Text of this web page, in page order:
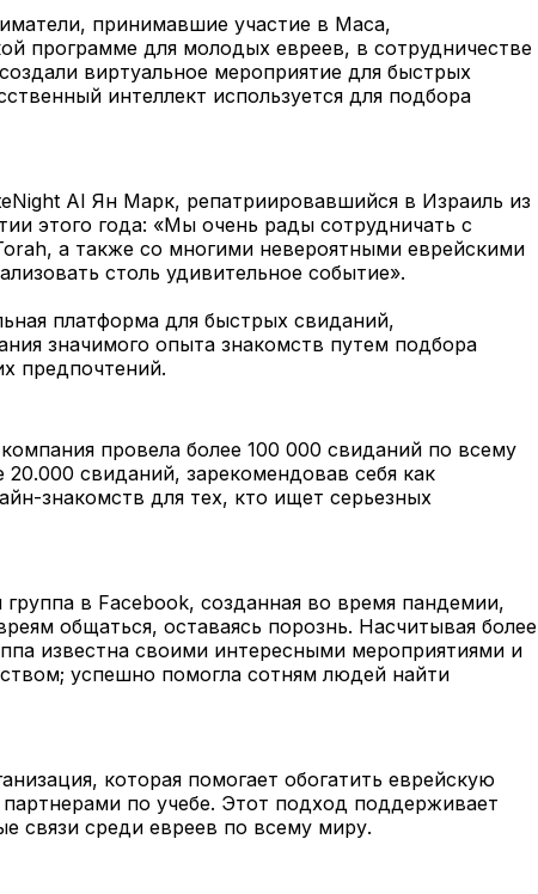
принимавшие участие в Маса,
программе для молодых евреев, в сотрудничестве
виртуальное мероприятие для быстрых
интеллект используется для подбора
AI Ян Марк, репатриировавшийся в Израиль из
этого года: «Мы очень рады сотрудничать с
а также со многими невероятными еврейскими
столь удивительное событие».
платформа для быстрых свиданий,
значимого опыта знакомств путем подбора
предпочтений.
провела более 100 000 свиданий по всему
20.000 свиданий, зарекомендовав себя как
знакомств для тех, кто ищет серьезных
в Facebook, созданная во время пандемии,
общаться, оставаясь порознь. Насчитывая более
известна своими интересными мероприятиями и
успешно помогла сотням людей найти
которая помогает обогатить еврейскую
по учебе. Этот подход поддерживает
связи среди евреев по всему миру.